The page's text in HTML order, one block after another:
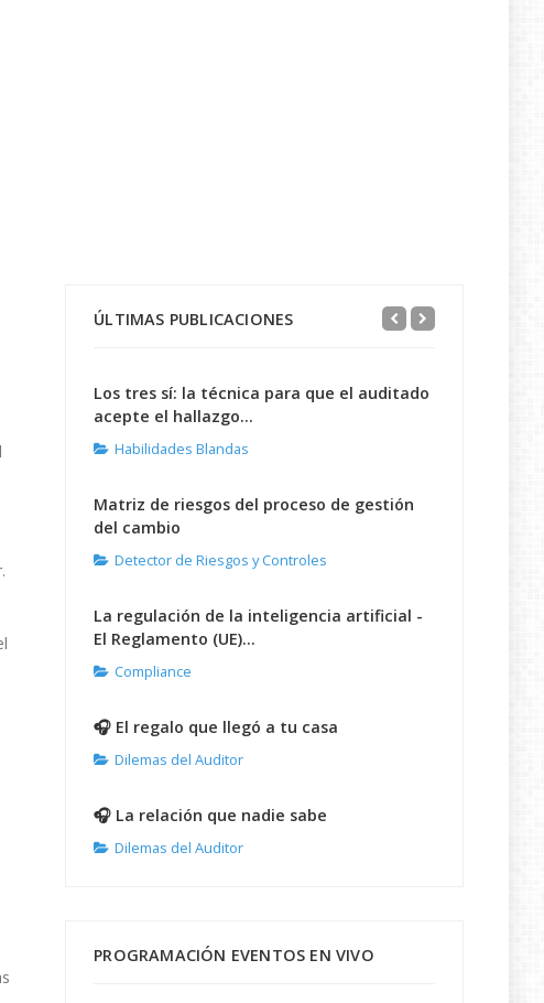
ÚLTIMAS PUBLICACIONES
Los tres sí: la técnica para que el auditado
acepte el hallazgo...
Habilidades Blandas
Matriz de riesgos del proceso de gestión
del cambio
Detector de Riesgos y Controles
La regulación de la inteligencia artificial -
El Reglamento (UE)...
Compliance
🎧 El regalo que llegó a tu casa
Dilemas del Auditor
🎧 La relación que nadie sabe
Dilemas del Auditor
PROGRAMACIÓN EVENTOS EN VIVO